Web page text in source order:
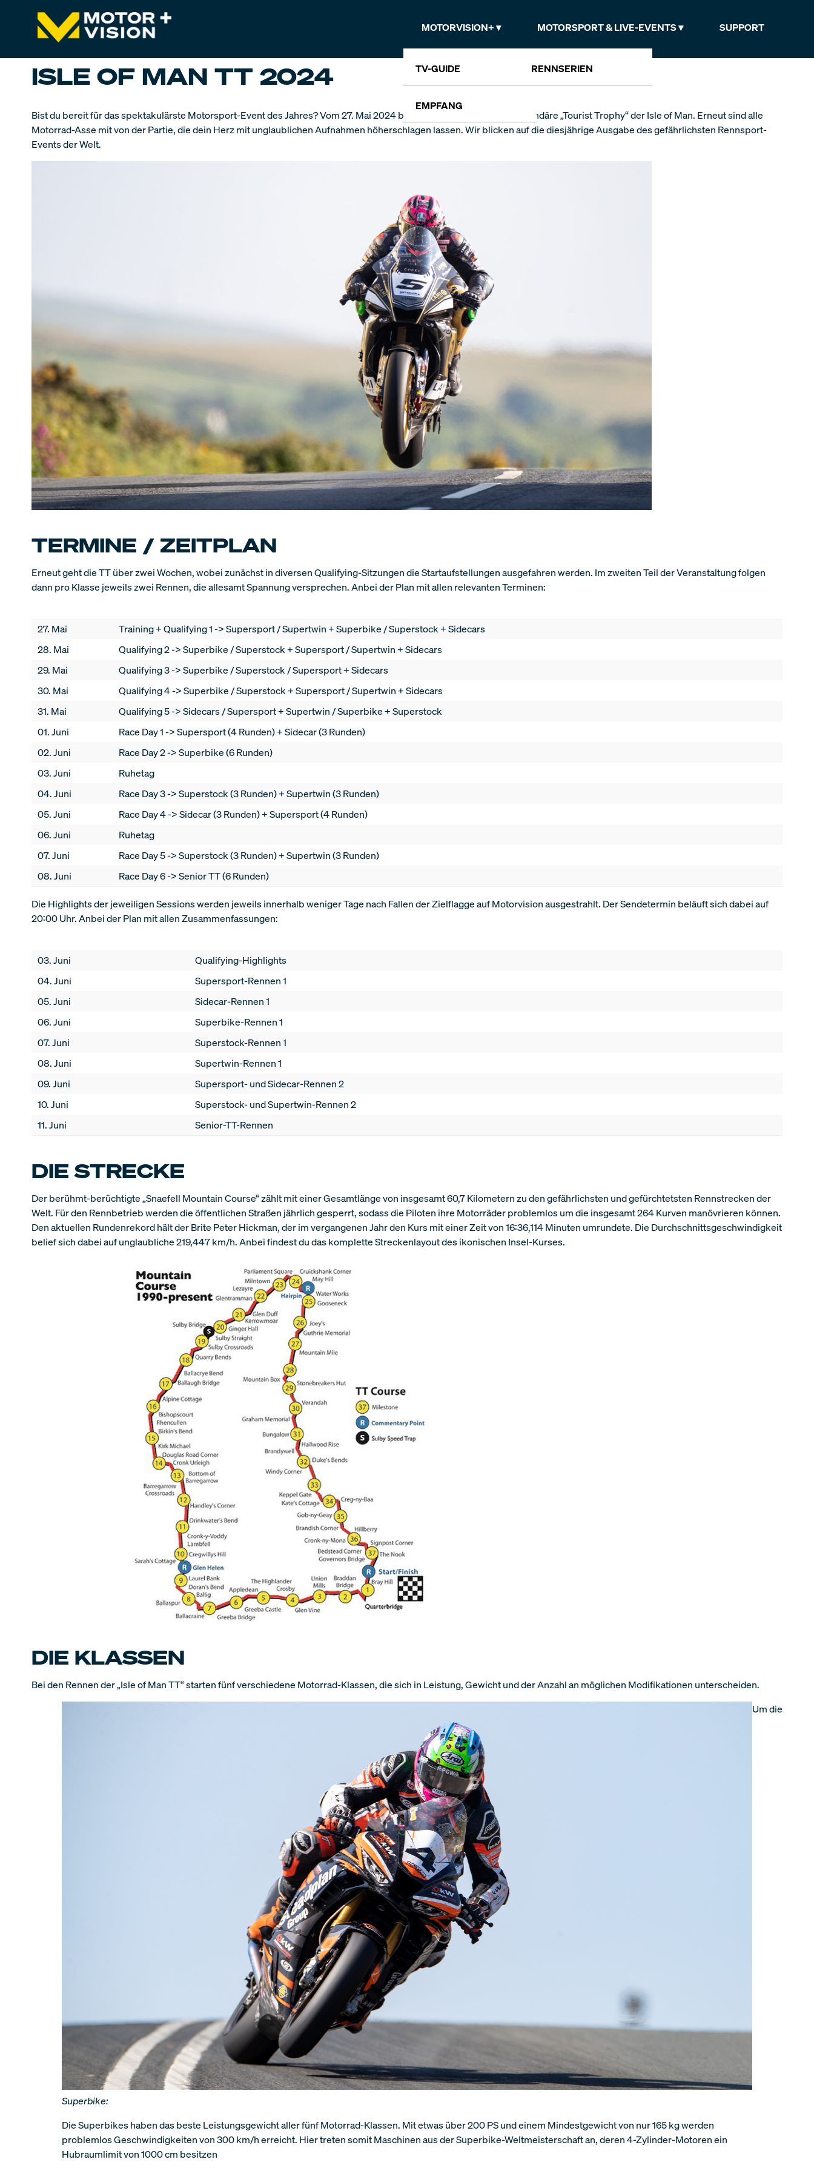
MOTORVISION+
TV-GUIDE
EMPFANG
MOTORSPORT & LIVE-EVENTS
RENNSERIEN
SUPPORT
ISLE OF MAN TT 2024
Bist du bereit für das spektakulärste Motorsport-Event des Jahres? Vom 27. Mai 2024 bis 08. Juni 2024 steigt die legendäre „Tourist Trophy“ der Isle of Man. Erneut sind alle
Motorrad-Asse mit von der Partie, die dein Herz mit unglaublichen Aufnahmen höherschlagen lassen. Wir blicken auf die diesjährige Ausgabe des gefährlichsten Rennsport-
Events der Welt.
TERMINE / ZEITPLAN
Erneut geht die TT über zwei Wochen, wobei zunächst in diversen Qualifying-Sitzungen die Startaufstellungen ausgefahren werden. Im zweiten Teil der Veranstaltung folgen
dann pro Klasse jeweils zwei Rennen, die allesamt Spannung versprechen. Anbei der Plan mit allen relevanten Terminen:
27. Mai
Training + Qualifying 1 -> Supersport / Supertwin + Superbike / Superstock + Sidecars
28. Mai
Qualifying 2 -> Superbike / Superstock + Supersport / Supertwin + Sidecars
29. Mai
Qualifying 3 -> Superbike / Superstock / Supersport + Sidecars
30. Mai
Qualifying 4 -> Superbike / Superstock + Supersport / Supertwin + Sidecars
31. Mai
Qualifying 5 -> Sidecars / Supersport + Supertwin / Superbike + Superstock
01. Juni
Race Day 1 -> Supersport (4 Runden) + Sidecar (3 Runden)
02. Juni
Race Day 2 -> Superbike (6 Runden)
03. Juni
Ruhetag
04. Juni
Race Day 3 -> Superstock (3 Runden) + Supertwin (3 Runden)
05. Juni
Race Day 4 -> Sidecar (3 Runden) + Supersport (4 Runden)
06. Juni
Ruhetag
07. Juni
Race Day 5 -> Superstock (3 Runden) + Supertwin (3 Runden)
08. Juni
Race Day 6 -> Senior TT (6 Runden)
Die Highlights der jeweiligen Sessions werden jeweils innerhalb weniger Tage nach Fallen der Zielflagge auf Motorvision ausgestrahlt. Der Sendetermin beläuft sich dabei auf
20:00 Uhr. Anbei der Plan mit allen Zusammenfassungen:
03. Juni
Qualifying-Highlights
04. Juni
Supersport-Rennen 1
05. Juni
Sidecar-Rennen 1
06. Juni
Superbike-Rennen 1
07. Juni
Superstock-Rennen 1
08. Juni
Supertwin-Rennen 1
09. Juni
Supersport- und Sidecar-Rennen 2
10. Juni
Superstock- und Supertwin-Rennen 2
11. Juni
Senior-TT-Rennen
DIE STRECKE
Der berühmt-berüchtigte „Snaefell Mountain Course“ zählt mit einer Gesamtlänge von insgesamt 60,7 Kilometern zu den gefährlichsten und gefürchtetsten Rennstrecken der
Welt. Für den Rennbetrieb werden die öffentlichen Straßen jährlich gesperrt, sodass die Piloten ihre Motorräder problemlos um die insgesamt 264 Kurven manövrieren können.
Den aktuellen Rundenrekord hält der Brite Peter Hickman, der im vergangenen Jahr den Kurs mit einer Zeit von 16:36,114 Minuten umrundete. Die Durchschnittsgeschwindigkeit
belief sich dabei auf unglaubliche 219,447 km/h. Anbei findest du das komplette Streckenlayout des ikonischen Insel-Kurses.
DIE KLASSEN
Bei den Rennen der „Isle of Man TT“ starten fünf verschiedene Motorrad-Klassen, die sich in Leistung, Gewicht und der Anzahl an möglichen Modifikationen unterscheiden.
Superbike:
Die Superbikes haben das beste Leistungsgewicht aller fünf Motorrad-Klassen. Mit etwas über 200 PS und einem Mindestgewicht von nur 165 kg werden
problemlos Geschwindigkeiten von 300 km/h erreicht. Hier treten somit Maschinen aus der Superbike-Weltmeisterschaft an, deren 4-Zylinder-Motoren ein
Hubraumlimit von 1000 cm besitzen
Um die